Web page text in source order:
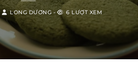
LONG DƯƠNG - 6 LƯỢT XEM